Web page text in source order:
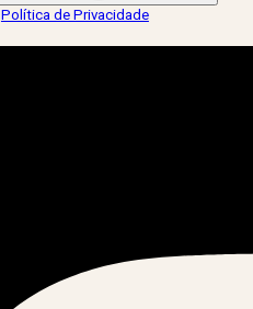
Política de Privacidade.